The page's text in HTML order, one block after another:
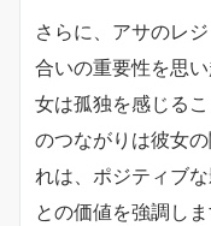
さらに、アサのレ
合いの重要性を思
女は孤独を感じる
のつながりは彼女
れは、ポジティブ
との価値を強調し